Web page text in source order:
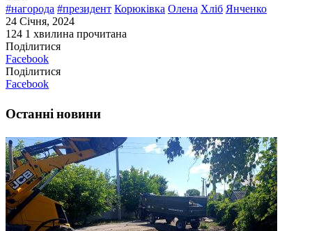
#нагорода #президент Корюківка Олена Хліб Янченко
24 Січня, 2024
124 1 хвилина прочитана
Поділитися
Facebook
Поділитися
Facebook
Останні новини